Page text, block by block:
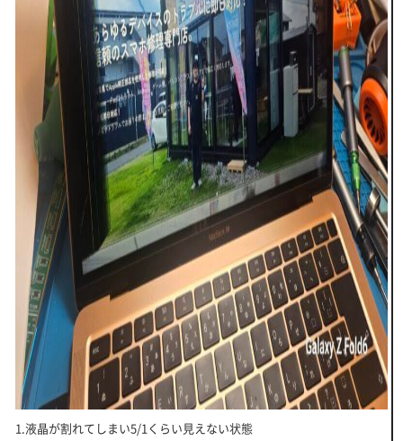
1.液晶が割れてしまい5/1くらい見えない状態